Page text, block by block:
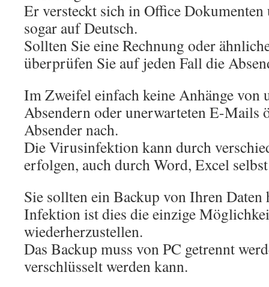
Er versteckt sich in Office
sogar auf Deutsch.
Sollten Sie eine Rechnung oder
überprüfen Sie auf jeden Fall die
Im Zweifel einfach keine Anhänge von
Absendern oder unerwarteten E-Mails
Absender nach.
Die Virusinfektion kann durch
erfolgen, auch durch Word, Excel
Sie sollten ein Backup von Ihren Daten
Infektion ist dies die einzige
wiederherzustellen.
Das Backup muss von PC getrennt
verschlüsselt werden kann.